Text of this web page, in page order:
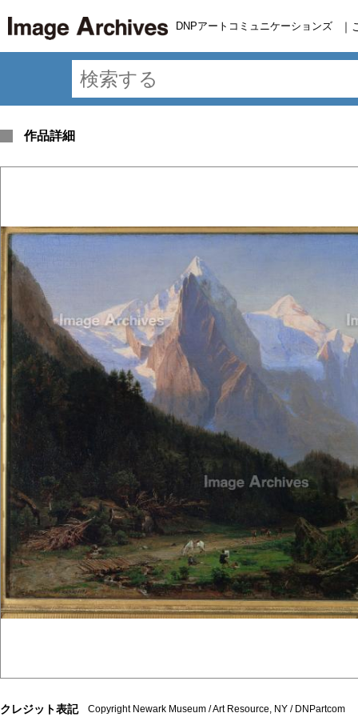
DNPアートコミュニケーションズ ｜
作品詳細
クレジット表記 Copyright Newark Museum / Art Resource, NY / DNPartcom